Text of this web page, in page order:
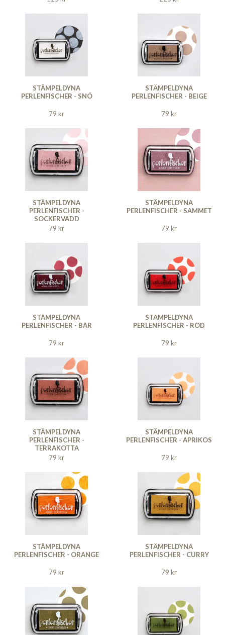
STÄMPELDYNA
PERLENFISCHER - SNÖ
79 kr
STÄMPELDYNA
PERLENFISCHER - BEIGE
79 kr
STÄMPELDYNA
PERLENFISCHER -
SOCKERVADD
79 kr
STÄMPELDYNA
PERLENFISCHER - SAMMET
79 kr
STÄMPELDYNA
PERLENFISCHER - BÄR
79 kr
STÄMPELDYNA
PERLENFISCHER - RÖD
79 kr
STÄMPELDYNA
PERLENFISCHER -
TERRAKOTTA
79 kr
STÄMPELDYNA
PERLENFISCHER - APRIKOS
79 kr
STÄMPELDYNA
PERLENFISCHER - ORANGE
79 kr
STÄMPELDYNA
PERLENFISCHER - CURRY
79 kr